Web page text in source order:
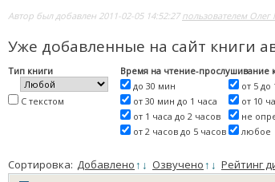
Автор был добавлен 2011-02-05 14:52:27пользователем Олег
Уже добавленные на сайт книги
Тип книги
С текстом
Время на чтение-прослушивание
до 30 мин
от 30 мин до 1 часа
от 1 часа до 2 часов
от 2 часов до 5 часов
от 5 до
от 10
не
любое
Сортировка: Добавлено↑ ↓ Озвучено↑ ↓ Рейтинг